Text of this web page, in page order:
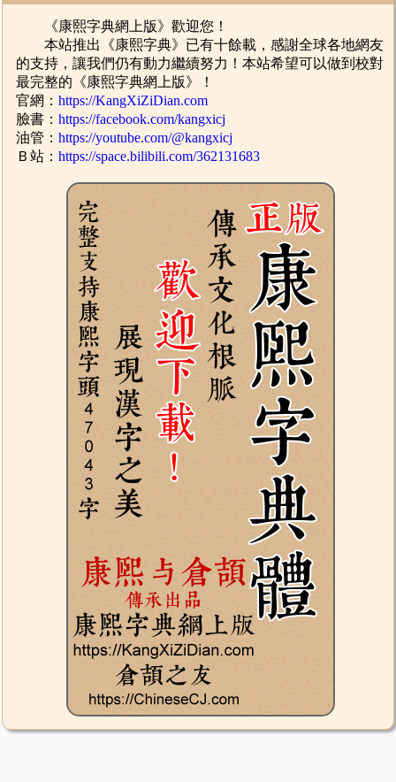
《康熙字典網上版》歡迎您！
本站推出《康熙字典》已有十餘載，感謝全球各地網友
的支持，讓我們仍有動力繼續努力！本站希望可以做到校對
最完整的《康熙字典網上版》！
官網：https://KangXiZiDian.com
臉書：https://facebook.com/kangxicj
油管：https://youtube.com/@kangxicj
Ｂ站：https://space.bilibili.com/362131683